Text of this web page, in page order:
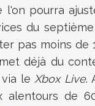
l'on pourra
du
pas moins de
déjà du
le Xbox Live.
alentours de